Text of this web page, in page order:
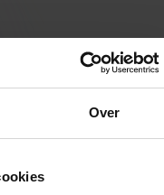
Over